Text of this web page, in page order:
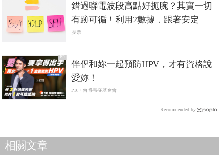
錯過聯電波段高點好扼腕？其實一切
有跡可循！利用2數據，跟著安定買
盤做多勝率大
股票
PR
伴侶和妳一起預防HPV，才有資格說
愛妳！
PR・台灣癌症基金會
Recommended by
相關文章